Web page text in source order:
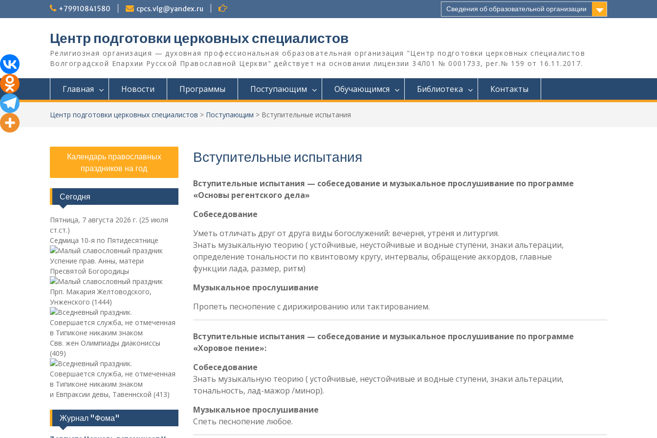
+79910841580 cpcs.vlg@yandex.ru Сведения об образовательной организации
Центр подготовки церковных специалистов
Религиозная организация — духовная профессиональная образовательная организация "Центр подготовки церковных специалистов
Волгоградской Eпархии Русской Православной Церкви" действует на основании лицензии 34Л01 № 0001733, рег.№ 159 от 16.11.2017.
Главная Новости Программы Поступающим Обучающимся Библиотека Контакты
Центр подготовки церковных специалистов > Поступающим > Вступительные испытания
Вступительные испытания
Вступительные испытания — собеседование и музыкальное прослушивание по программе
«Основы регентского дела»
Собеседование
Уметь отличать друг от друга виды богослужений: вечерня, утреня и литургия.
Знать музыкальную теорию ( устойчивые, неустойчивые и водные ступени, знаки альтерации,
определение тональности по квинтовому кругу, интервалы, обращение аккордов, главные
функции лада, размер, ритм)
Музыкальное прослушивание
Пропеть песнопение с дирижированию или тактированием.
Вступительные испытания — собеседование и музыкальное прослушивание по программе
«Хоровое пение»:
Собеседование
Знать музыкальную теорию ( устойчивые, неустойчивые и водные ступени, знаки альтерации,
тональность, лад-мажор /минор).
Музыкальное прослушивание
Спеть песнопение любое.
Календарь православных
праздников на год
Сегодня
Пятница, 7 августа 2026 г. (25 июля
ст.ст.)
Седмица 10-я по Пятидесятнице
Успение прав. Анны, матери
Пресвятой Богородицы
Прп. Макария Желтоводского,
Унженского (1444)
Свв. жен Олимпиады диакониссы
(409)
и Евпраксии девы, Тавеннской (413)
Журнал "Фома"